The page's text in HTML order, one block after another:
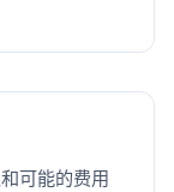
可能的费用